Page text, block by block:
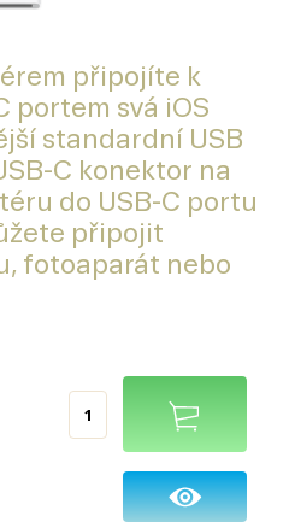
připojíte k
portem svá iOS
standardní USB
C konektor na
do USB-C portu
připojit
fotoaparát nebo